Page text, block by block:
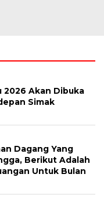
2026 Akan Dibuka
Simak
Dagang Yang
Berikut Adalah
Untuk Bulan